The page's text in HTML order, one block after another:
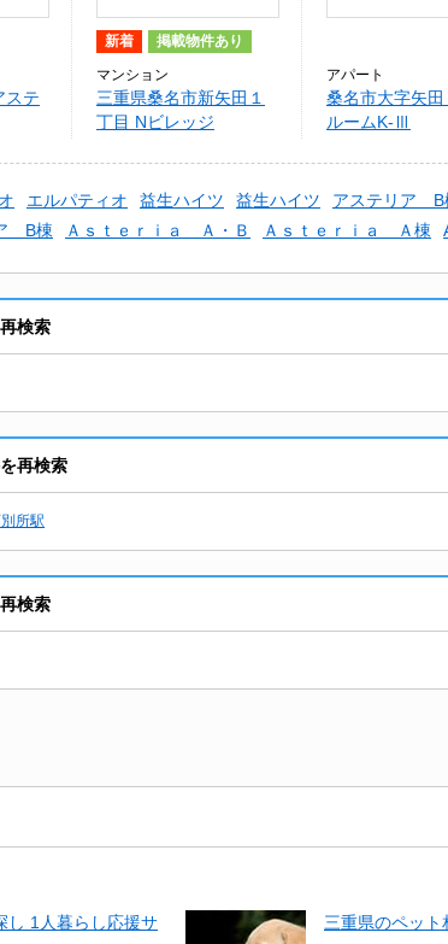
ステ
新着 掲載物件あり
マンション
三重県桑名市新矢田１
丁目 Nビレッジ
アパート
桑名市大字矢田
ルームK-Ⅲ
エルパティオ 益生ハイツ 益生ハイツ アステリア B
B棟 Ａｓｔｅｒｉａ Ａ・Ｂ Ａｓｔｅｒｉａ Ａ棟
検索
再検索
所駅
検索
し 1人暮らし応援サ
三重県のペッ